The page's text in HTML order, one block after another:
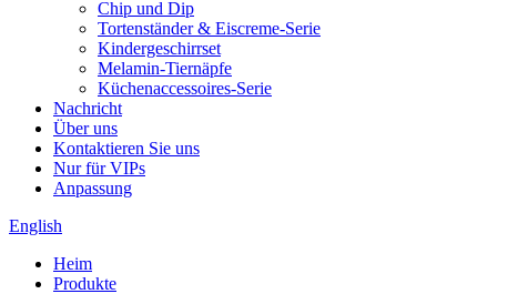
Chip und Dip
Tortenständer & Eiscreme-Serie
Kindergeschirrset
Melamin-Tiernäpfe
Küchenaccessoires-Serie
Nachricht
Über uns
Kontaktieren Sie uns
Nur für VIPs
Anpassung
English
Heim
Produkte